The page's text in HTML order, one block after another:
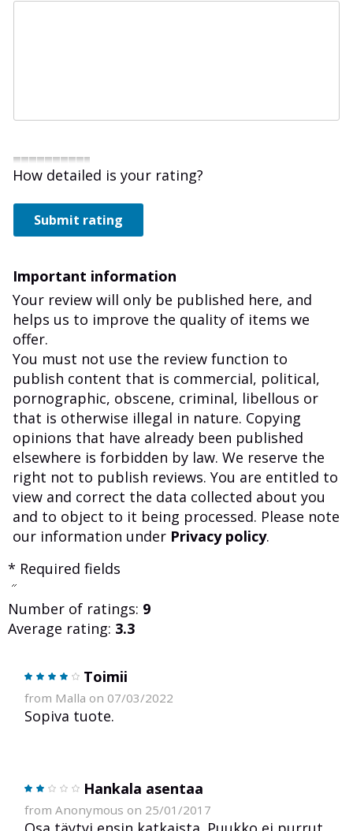
How detailed is your rating?
Submit rating
Important information
Your review will only be published here, and
helps us to improve the quality of items we
offer.
You must not use the review function to
publish content that is commercial, political,
pornographic, obscene, criminal, libellous or
that is otherwise illegal in nature. Copying
opinions that have already been published
elsewhere is forbidden by law. We reserve the
right not to publish reviews. You are entitled to
view and correct the data collected about you
and to object to it being processed. Please note
our information under Privacy policy.
* Required fields
Number of ratings: 9
Average rating: 3.3
Toimii
from Malla on 07/03/2022
Sopiva tuote.
Hankala asentaa
from Anonymous on 25/01/2017